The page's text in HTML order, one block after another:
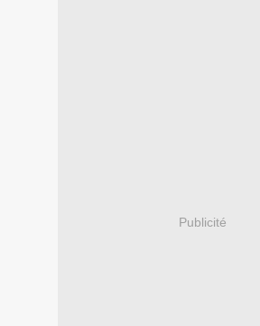
Publicité